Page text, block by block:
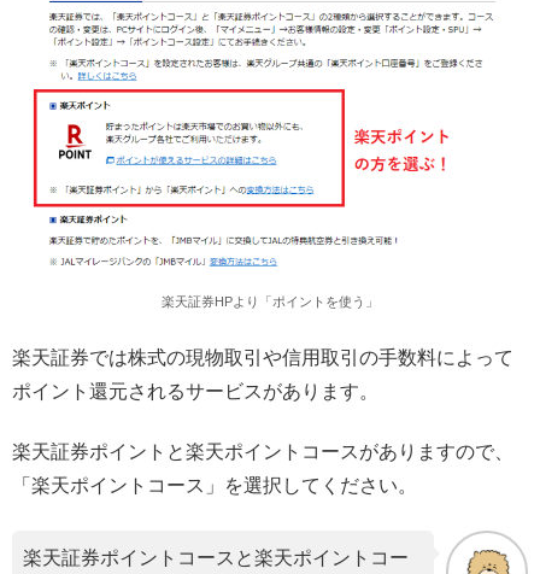
楽天証券HPより「ポイントを使う」
楽天証券では株式の現物取引や信用取引の手数料によって
ポイント還元されるサービスがあります。
楽天証券ポイントと楽天ポイントコースがありますので、
「楽天ポイントコース」を選択してください。
楽天証券ポイントコースと楽天ポイントコー